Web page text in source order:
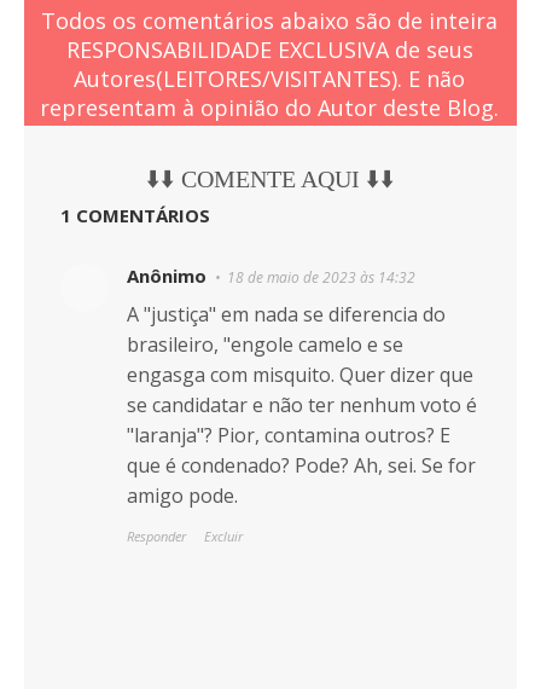
Todos os comentários abaixo são de inteira
RESPONSABILIDADE EXCLUSIVA de seus
Autores(LEITORES/VISITANTES). E não
representam à opinião do Autor deste Blog.
⬇️⬇️ COMENTE AQUI ⬇️⬇️
1 COMENTÁRIOS
Anônimo 18 de maio de 2023 às 14:32
A "justiça" em nada se diferencia do
brasileiro, "engole camelo e se
engasga com misquito. Quer dizer que
se candidatar e não ter nenhum voto é
"laranja"? Pior, contamina outros? E
que é condenado? Pode? Ah, sei. Se for
amigo pode.
Responder Excluir